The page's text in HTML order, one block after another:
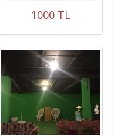
1000 TL